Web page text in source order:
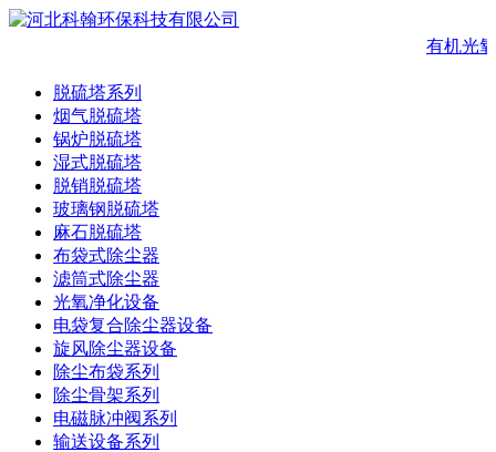
有机光
脱硫塔系列
烟气脱硫塔
锅炉脱硫塔
湿式脱硫塔
脱销脱硫塔
玻璃钢脱硫塔
麻石脱硫塔
布袋式除尘器
滤筒式除尘器
光氧净化设备
电袋复合除尘器设备
旋风除尘器设备
除尘布袋系列
除尘骨架系列
电磁脉冲阀系列
输送设备系列